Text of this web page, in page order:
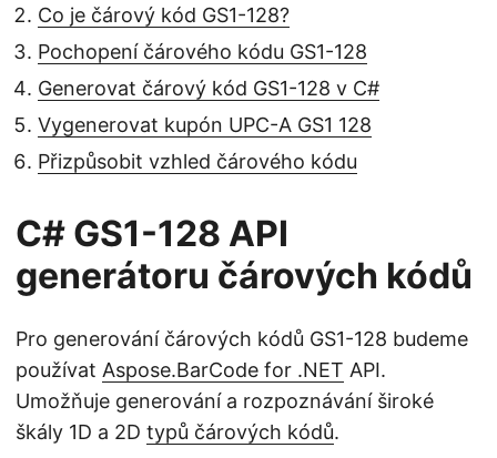
Co je čárový kód GS1-128?
Pochopení čárového kódu GS1-128
Generovat čárový kód GS1-128 v C#
Vygenerovat kupón UPC-A GS1 128
Přizpůsobit vzhled čárového kódu
C# GS1-128 API
generátoru čárových kódů
Pro generování čárových kódů GS1-128 budeme
používat Aspose.BarCode for .NET API.
Umožňuje generování a rozpoznávání široké
škály 1D a 2D typů čárových kódů.